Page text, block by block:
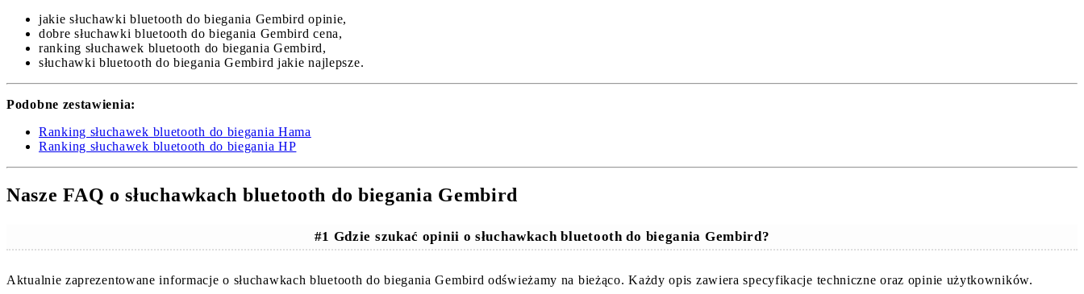
jakie słuchawki bluetooth do biegania Gembird opinie,
dobre słuchawki bluetooth do biegania Gembird cena,
ranking słuchawek bluetooth do biegania Gembird,
słuchawki bluetooth do biegania Gembird jakie najlepsze.
Podobne zestawienia:
Ranking słuchawek bluetooth do biegania Hama
Ranking słuchawek bluetooth do biegania HP
Nasze FAQ o słuchawkach bluetooth do biegania Gembird
#1 Gdzie szukać opinii o słuchawkach bluetooth do biegania Gembird?
Aktualnie zaprezentowane informacje o słuchawkach bluetooth do biegania Gembird odświeżamy na bieżąco. Każdy opis zawiera specyfikacje techniczne oraz opinie użytkowników.